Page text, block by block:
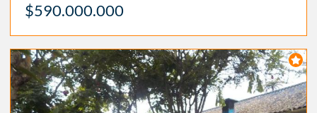
$590.000.000